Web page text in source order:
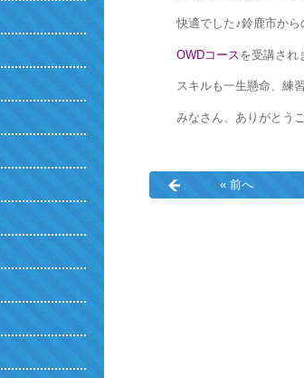
快適でした♪鈴鹿市か
OWDコース を受講され
スキルも一生懸命、練
みなさん、ありがとう
« 前へ